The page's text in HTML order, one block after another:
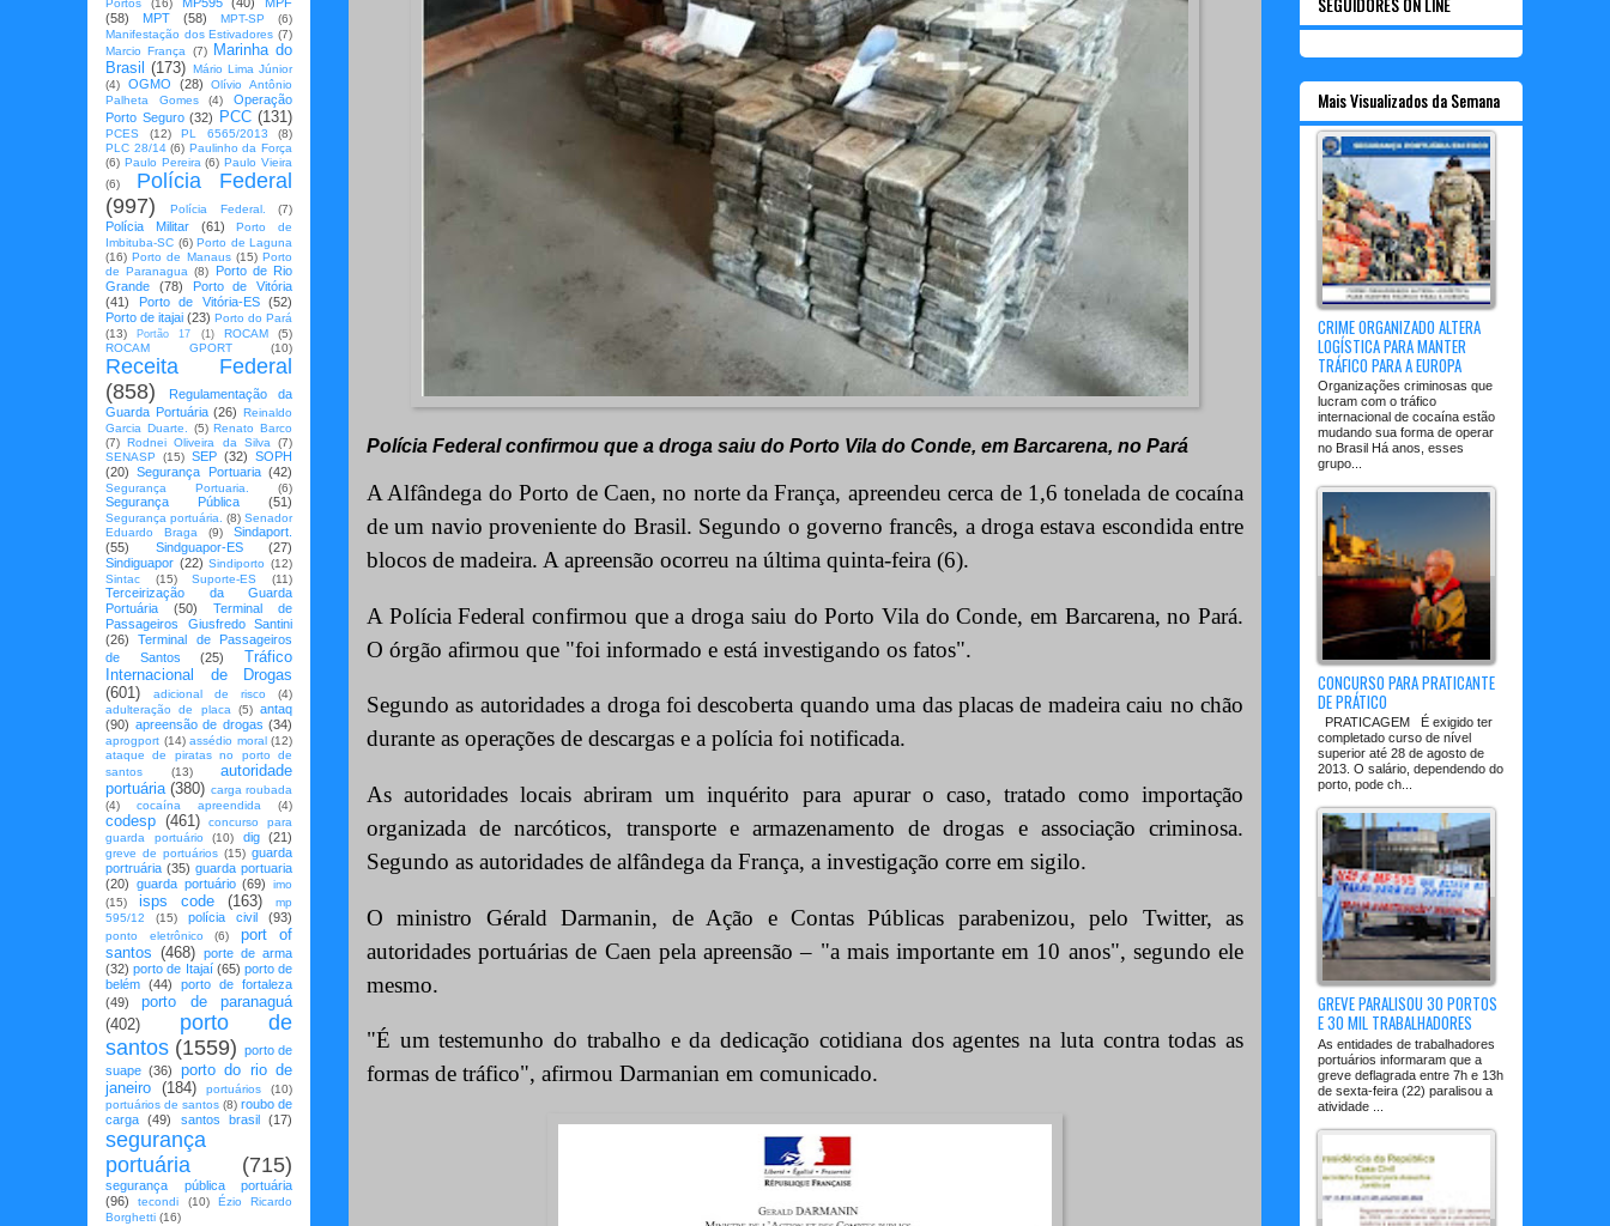
Polícia Federal confirmou que a droga saiu do Porto Vila do Conde, em Barcarena, no Pará
A Alfândega do Porto de Caen, no norte da França, apreendeu cerca de 1,6 tonelada de cocaína
de um navio proveniente do Brasil. Segundo o governo francês, a droga estava escondida entre
blocos de madeira. A apreensão ocorreu na última quinta-feira (6).
A Polícia Federal confirmou que a droga saiu do Porto Vila do Conde, em Barcarena, no Pará.
O órgão afirmou que "foi informado e está investigando os fatos".
Segundo as autoridades a droga foi descoberta quando uma das placas de madeira caiu no chão
durante as operações de descargas e a polícia foi notificada.
As autoridades locais abriram um inquérito para apurar o caso, tratado como importação
organizada de narcóticos, transporte e armazenamento de drogas e associação criminosa.
Segundo as autoridades de alfândega da França, a investigação corre em sigilo.
O ministro Gérald Darmanin, de Ação e Contas Públicas parabenizou, pelo Twitter, as
autoridades portuárias de Caen pela apreensão – "a mais importante em 10 anos", segundo ele
mesmo.
"É um testemunho do trabalho e da dedicação cotidiana dos agentes na luta contra todas as
formas de tráfico", afirmou Darmanian em comunicado.
Portos
(16)
(58)
MPT (58) MPT-SP
(6)
Manifestação dos Estivadores (7)
Marcio França
(7)
Marinha do
Brasil
(173) Mário Lima Júnior
(4)
OGMO (28)
Olívio Antônio
Palheta Gomes
(4)
Operação
Porto Seguro (32) PCC (131)
PCES (12) PL 6565/2013
(8)
PLC 28/14 (6) Paulinho da Força
(6) Paulo Pereira (6) Paulo Vieira
(6)
Polícia Federal
(997)
Polícia Federal. (7)
Polícia Militar (61)
Porto de
Imbituba-SC (6) Porto de Laguna
(16) Porto de Manaus (15) Porto
de Paranagua (8)
Porto de Rio
Grande
(78)
Porto de Vitória
(41)
Porto de Vitória-ES
(52)
Porto de itajai (23) Porto do Pará
(13)
Portão 17 (1) ROCAM
(5)
ROCAM GPORT
(10)
Receita Federal
(858)
Regulamentação da
Guarda Portuária (26) Reinaldo
Garcia Duarte.
(5) Renato Barco
(7) Rodnei Oliveira da Silva
(7)
SENASP
(15) SEP (32) SOPH
(20)
Segurança Portuaria (42)
Segurança Portuaria. (6)
Segurança Pública (51)
Segurança portuária. (8) Senador
Eduardo Braga
(9)
Sindaport.
(55)
Sindguapor-ES
(27)
Sindiguapor (22) Sindiporto (12)
Sintac
(15) Suporte-ES (11)
Terceirização da Guarda
Portuária
(50)
Terminal de
Passageiros Giusfredo Santini
(26)
Terminal de Passageiros
de Santos
(25)
Tráfico
Internacional de Drogas
(601)
adicional de risco
(4)
adulteração de placa
(5) antaq
(90) apreensão de drogas (34)
aprogport (14) assédio moral (12)
ataque de piratas no porto de
santos
(13)
autoridade
portuária (380) carga roubada
(4)
cocaína apreendida (4)
codesp (461)
concurso para
guarda portuário
(10) dig (21)
greve de portuários (15) guarda
portruária (35) guarda portuaria
(20) guarda portuário (69)
imo
(15)
isps code (163)
mp
595/12
(15) polícia civil (93)
ponto eletrônico (6)
port of
santos (468) porte de arma
(32) porto de Itajaí (65) porto de
belém (44)
porto de fortaleza
(49)
porto de paranaguá
(402)
porto de
santos (1559) porto de
suape (36)
porto do rio de
janeiro (184) portuários
(10)
portuários de santos (8) roubo de
carga
(49) santos brasil (17)
segurança
portuária
(715)
segurança pública portuária
(96)
tecondi (10)
Ézio Ricardo
Borghetti (16)
Mais Visualizados da Semana
CRIME ORGANIZADO ALTERA
LOGÍSTICA PARA MANTER
TRÁFICO PARA A EUROPA
Organizações criminosas que
lucram com o tráfico
internacional de cocaína estão
mudando sua forma de operar
no Brasil Há anos, esses
grupo...
CONCURSO PARA PRATICANTE
DE PRÁTICO
PRATICAGEM É exigido ter
completado curso de nível
superior até 28 de agosto de
2013. O salário, dependendo do
porto, pode ch...
GREVE PARALISOU 30 PORTOS
E 30 MIL TRABALHADORES
As entidades de trabalhadores
portuários informaram que a
greve deflagrada entre 7h e 13h
de sexta-feira (22) paralisou a
atividade ...